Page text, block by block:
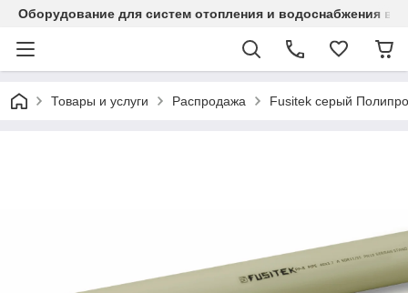
Оборудование для систем отопления и водоснабжения в
Товары и услуги Распродажа Fusitek серый